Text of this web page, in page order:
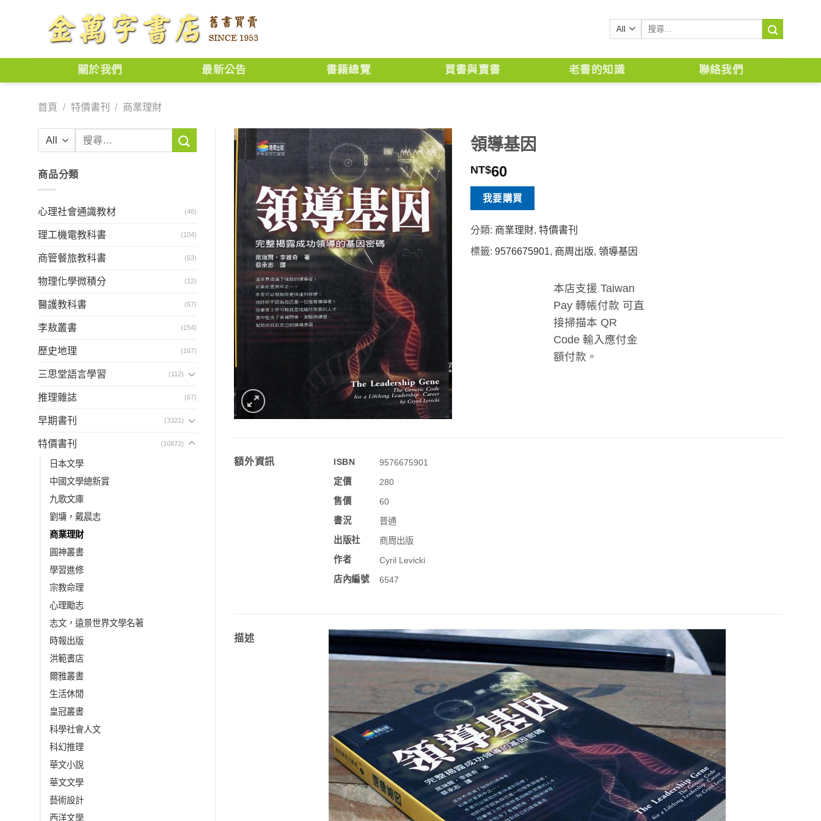
搜
鍵
關於我們 最新公告 書籍總覽 買書與賣書 老書的知識 聯絡我們
首頁 / 特價書刊 / 商業理財
鍵
商品分類
心理社會通識教材 (46)
理工機電教科書 (104)
商管餐旅教科書 (63)
物理化學微積分 (12)
醫護教科書 (67)
李敖叢書 (154)
歷史地理 (167)
三思堂語言學習 (112)
推理雜誌 (67)
早期書刊 (3321)
特價書刊 (10872)
日本文學
中國文學總新賞
九歌文庫
劉墉，戴晨志
商業理財
圓神叢書
學習進修
宗教命理
心理勵志
志文，遠景世界文學名著
時報出版
洪範書店
爾雅叢書
生活休閒
皇冠叢書
科學社會人文
科幻推理
華文小說
華文文學
藝術設計
西洋文學
領導基因
NT$60
我要購買
分類: 商業理財,特價書刊
標籤:9576675901, 商周出版,領導基因
本店支援 Taiwan
Pay 轉帳付款 可直
接掃描本 QR
Code 輸入應付金
額付款。
額外資訊 ISBN
9576675901
定價
280
售價
60
書況
普通
出版社
商周出版
作者
Cyril Levicki
店內編號
6547
描述